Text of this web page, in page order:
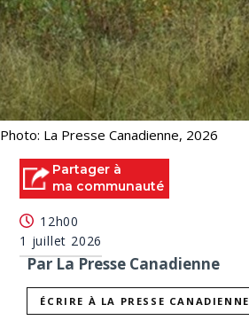
Photo: La Presse Canadienne, 2026
Partager à
ma communauté
12h00
1 juillet 2026
Par La Presse Canadienne
ÉCRIRE À LA PRESSE CANADIENNE